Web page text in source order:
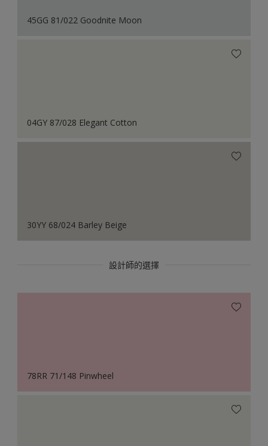
45GG 81/022 Goodnite Moon
04GY 87/028 Elegant Cotton
30YY 68/024 Barley Beige
設計師的選擇
78RR 71/148 Pinwheel